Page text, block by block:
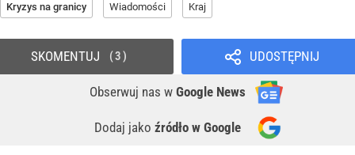
Kryzys na granicy Wiadomości Kraj
UDOSTĘPNIJ
Obserwuj nas w Google News
Dodaj jako źródło w Google
SKOMENTUJ 3